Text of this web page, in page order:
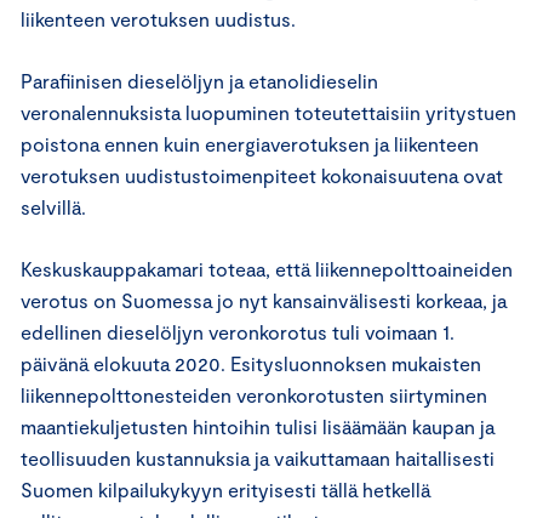
liikenteen verotuksen uudistus.
Parafiinisen dieselöljyn ja etanolidieselin
veronalennuksista luopuminen toteutettaisiin yritystuen
poistona ennen kuin energiaverotuksen ja liikenteen
verotuksen uudistustoimenpiteet kokonaisuutena ovat
selvillä.
Keskuskauppakamari toteaa, että liikennepolttoaineiden
verotus on Suomessa jo nyt kansainvälisesti korkeaa, ja
edellinen dieselöljyn veronkorotus tuli voimaan 1.
päivänä elokuuta 2020. Esitysluonnoksen mukaisten
liikennepolttonesteiden veronkorotusten siirtyminen
maantiekuljetusten hintoihin tulisi lisäämään kaupan ja
teollisuuden kustannuksia ja vaikuttamaan haitallisesti
Suomen kilpailukykyyn erityisesti tällä hetkellä